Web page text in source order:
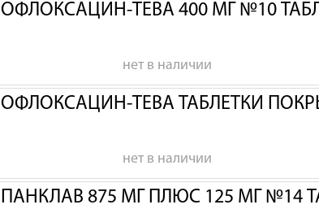
ОФЛОКСАЦИН-ТЕВА 400 МГ №10
нет в наличии
ОФЛОКСАЦИН-ТЕВА ТАБЛЕТКИ
нет в наличии
ПАНКЛАВ 875 МГ ПЛЮС 125 МГ №14